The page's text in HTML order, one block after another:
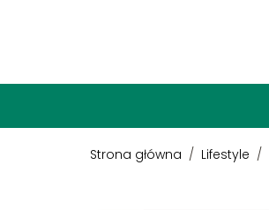
Strona główna / Lifestyle /